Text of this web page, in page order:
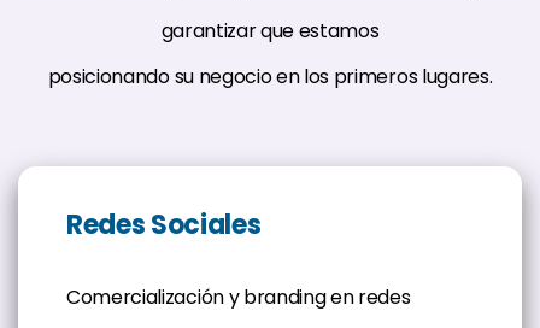
garantizar que estamos
posicionando su negocio en los primeros lugares.
Redes Sociales
Comercialización y branding en redes